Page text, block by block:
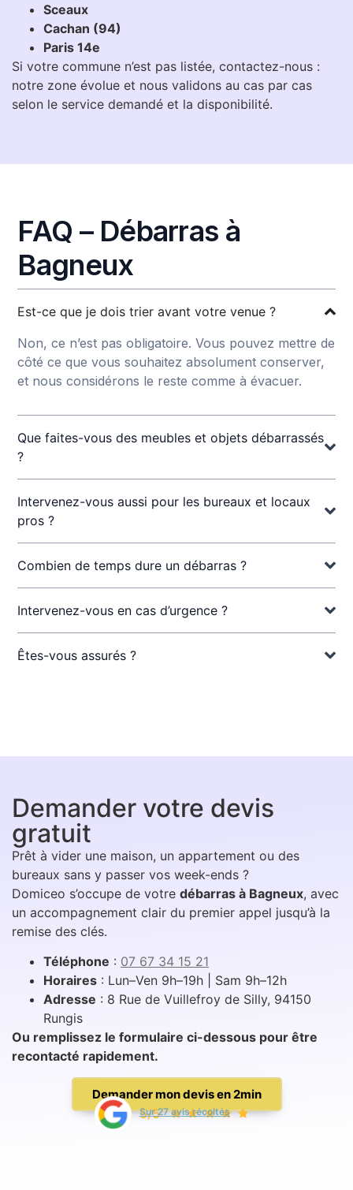
Sceaux
Cachan (94)
Paris 14e
Si votre commune n’est pas listée, contactez-nous :
notre zone évolue et nous validons au cas par cas
selon le service demandé et la disponibilité.
FAQ – Débarras à
Bagneux
Est-ce que je dois trier avant votre venue ?
Non, ce n’est pas obligatoire. Vous pouvez mettre de
côté ce que vous souhaitez absolument conserver,
et nous considérons le reste comme à évacuer.
Que faites-vous des meubles et objets débarrassés
?
Intervenez-vous aussi pour les bureaux et locaux
pros ?
Combien de temps dure un débarras ?
Intervenez-vous en cas d’urgence ?
Êtes-vous assurés ?
Demander votre devis
gratuit
Prêt à vider une maison, un appartement ou des
bureaux sans y passer vos week-ends ?
Domiceo s’occupe de votre débarras à Bagneux, avec
un accompagnement clair du premier appel jusqu’à la
remise des clés.
Téléphone : 07 67 34 15 21
Horaires : Lun–Ven 9h–19h | Sam 9h–12h
Adresse : 8 Rue de Vuillefroy de Silly, 94150
Rungis
Ou remplissez le formulaire ci-dessous pour être
recontacté rapidement.
Demander mon devis en 2min
5/5
Sur 27 avis récoltés